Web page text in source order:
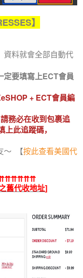
】
資料就會全部自動代
定要填寫上ECT會員
+ ECT會員編
務必在收到包裹追
此追蹤碼，
～ 【按此查看美國代
舊代收地址]